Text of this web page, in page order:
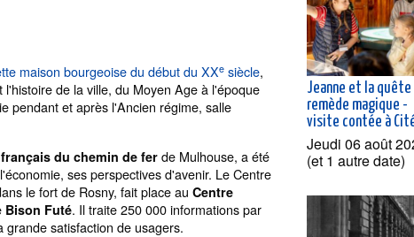
maison bourgeoise du début du XXe siècle,
de la ville, du Moyen Age à l'époque
pendant et après l'Ancien régime, salle
du chemin de fer de Mulhouse, a été
ses perspectives d'avenir. Le Centre
le fort de Rosny, fait place au Centre
Bison Futé. Il traite 250 000 informations par
satisfaction de usagers.
Jeanne et la quête
remède magique -
visite contée à
Jeudi 06 août
(et 1 autre date)